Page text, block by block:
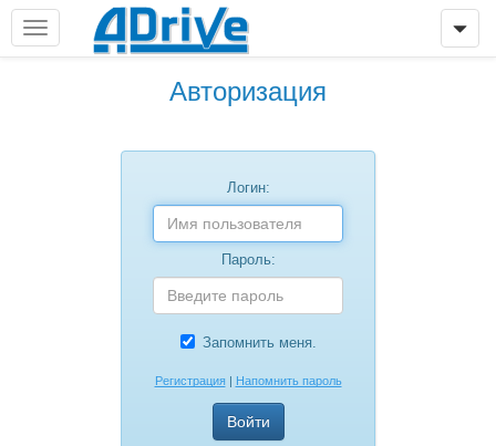
Авторизация
Логин:
Пароль:
Запомнить меня.
Регистрация| Напомнить пароль